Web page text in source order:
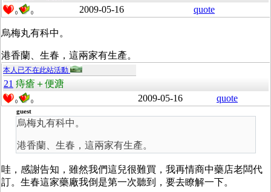
0 0 2009-05-16 quote
烏梅丸有科中。
港香蘭、生春，這兩家有生產。
本人已不在此站活動
21 痔瘡＋便溏
0 0 2009-05-16 quote
guest
烏梅丸有科中。
港香蘭、生春，這兩家有生產。
哇，感謝告知，雖然我們這兒很難買，我再情商中藥店老闆代
訂。生春這家藥廠我倒是第一次聽到，要去瞭解一下。